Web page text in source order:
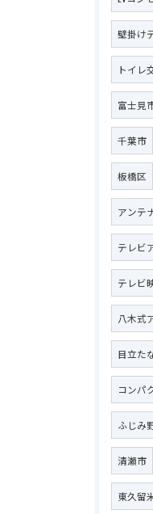
壁掛け
トイレ
富士見
千葉市
板橋区
アンテ
テレビ
テレビ
八木式
目立た
コンパ
ふじみ
清瀬市
東久留